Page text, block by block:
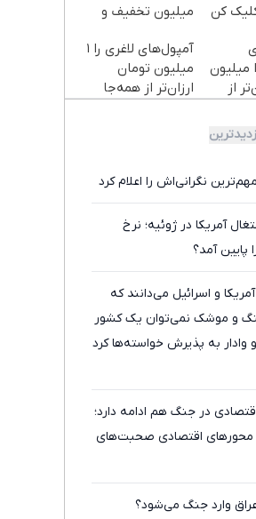
کن
میلیون تخفیف و
میلیون
از
آمپول‌های لاغری را ۱
میلیون تومان
ارزان‌تر از همه‌جا
نگرانی‌اش را اعلام کرد
آمریکا در ژوئیه؛ نرخ
پایین آمد؟
و اسرائیل می‌دانند که
و موشک نمی‌توان یک کشور
وادار به پذیرش خواسته‌ها کرد
در جنگ هم ادامه دارد؛
محورهای اقتصادی صحبت‌های
وارد جنگ می‌شود؟